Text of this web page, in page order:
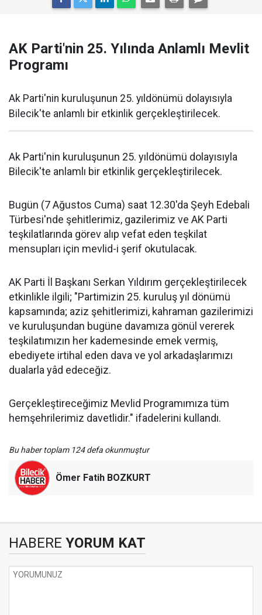
AK Parti'nin 25. Yılında Anlamlı Mevlit
Programı
Ak Parti'nin kuruluşunun 25. yıldönümü dolayısıyla
Bilecik'te anlamlı bir etkinlik gerçekleştirilecek.
Ak Parti'nin kuruluşunun 25. yıldönümü dolayısıyla
Bilecik'te anlamlı bir etkinlik gerçekleştirilecek.
Bugün (7 Ağustos Cuma) saat 12.30'da Şeyh Edebali
Türbesi'nde şehitlerimiz, gazilerimiz ve AK Parti
teşkilatlarında görev alıp vefat eden teşkilat
mensupları için mevlid-i şerif okutulacak.
AK Parti İl Başkanı Serkan Yıldırım gerçekleştirilecek
etkinlikle ilgili; "Partimizin 25. kuruluş yıl dönümü
kapsamında; aziz şehitlerimizi, kahraman gazilerimizi
ve kuruluşundan bugüne davamıza gönül vererek
teşkilatımızın her kademesinde emek vermiş,
ebediyete irtihal eden dava ve yol arkadaşlarımızı
dualarla yâd edeceğiz.
Gerçekleştireceğimiz Mevlid Programımıza tüm
hemşehrilerimiz davetlidir." ifadelerini kullandı.
Bu haber toplam 124 defa okunmuştur
Ömer Fatih BOZKURT
HABERE YORUM KAT